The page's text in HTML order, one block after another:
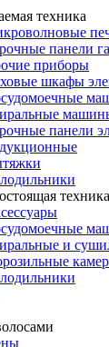
техника
панели
приборы
шкафы
панели
техника
и